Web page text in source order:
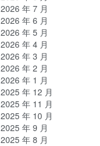
2026 年 7 月
2026 年 6 月
2026 年 5 月
2026 年 4 月
2026 年 3 月
2026 年 2 月
2026 年 1 月
2025 年 12 月
2025 年 11 月
2025 年 10 月
2025 年 9 月
2025 年 8 月